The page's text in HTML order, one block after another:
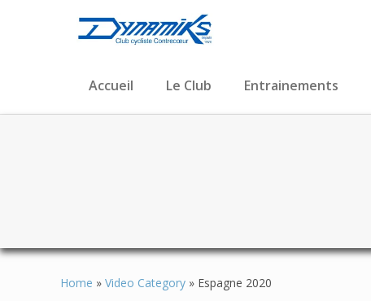
Accueil Le Club Entrainements
Home »Video Category » Espagne 2020